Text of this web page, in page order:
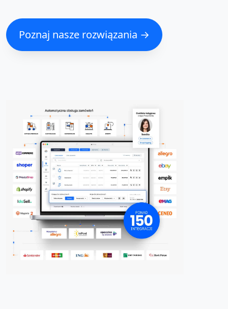
Poznaj nasze rozwiązania →